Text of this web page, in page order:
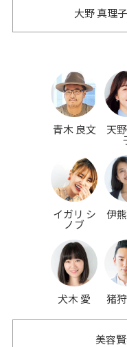
大野 真理
青木 良文 天
イガリ シ
ノブ
伊
犬木 愛 猪
美容